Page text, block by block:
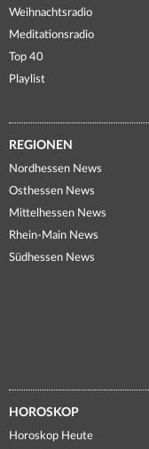
Weihnachtsradio
Meditationsradio
Top 40
Playlist
REGIONEN
Nordhessen News
Osthessen News
Mittelhessen News
Rhein-Main News
Südhessen News
HOROSKOP
Horoskop Heute